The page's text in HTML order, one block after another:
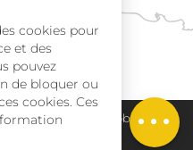
Tarifs
Perpignan
Languedoc et Vignobles
cookies pour
et des
pouvez
de bloquer ou
cookies. Ces